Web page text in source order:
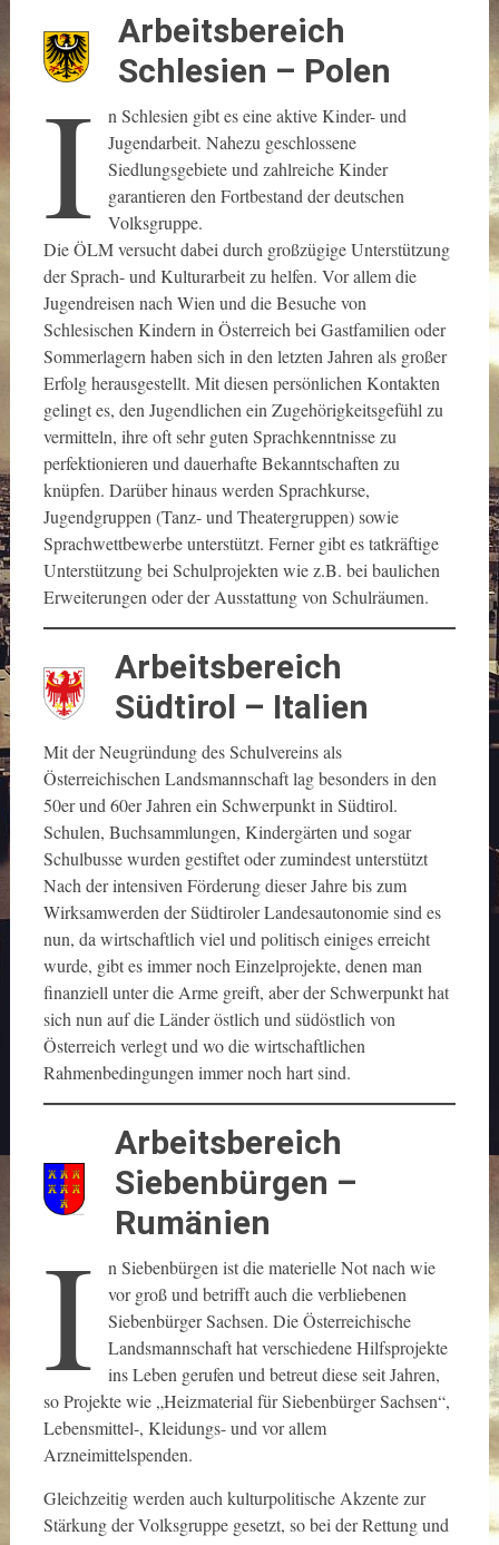
Arbeitsbereich
Schlesien – Polen
I
n Schlesien gibt es eine aktive Kinder- und
Jugendarbeit. Nahezu geschlossene
Siedlungsgebiete und zahlreiche Kinder
garantieren den Fortbestand der deutschen
Volksgruppe.
Die ÖLM versucht dabei durch großzügige Unterstützung
der Sprach- und Kulturarbeit zu helfen. Vor allem die
Jugendreisen nach Wien und die Besuche von
Schlesischen Kindern in Österreich bei Gastfamilien oder
Sommerlagern haben sich in den letzten Jahren als großer
Erfolg herausgestellt. Mit diesen persönlichen Kontakten
gelingt es, den Jugendlichen ein Zugehörigkeitsgefühl zu
vermitteln, ihre oft sehr guten Sprachkenntnisse zu
perfektionieren und dauerhafte Bekanntschaften zu
knüpfen. Darüber hinaus werden Sprachkurse,
Jugendgruppen (Tanz- und Theatergruppen) sowie
Sprachwettbewerbe unterstützt. Ferner gibt es tatkräftige
Unterstützung bei Schulprojekten wie z.B. bei baulichen
Erweiterungen oder der Ausstattung von Schulräumen.
Arbeitsbereich
Südtirol – Italien
Mit der Neugründung des Schulvereins als
Österreichischen Landsmannschaft lag besonders in den
50er und 60er Jahren ein Schwerpunkt in Südtirol.
Schulen, Buchsammlungen, Kindergärten und sogar
Schulbusse wurden gestiftet oder zumindest unterstützt
Nach der intensiven Förderung dieser Jahre bis zum
Wirksamwerden der Südtiroler Landesautonomie sind es
nun, da wirtschaftlich viel und politisch einiges erreicht
wurde, gibt es immer noch Einzelprojekte, denen man
finanziell unter die Arme greift, aber der Schwerpunkt hat
sich nun auf die Länder östlich und südöstlich von
Österreich verlegt und wo die wirtschaftlichen
Rahmenbedingungen immer noch hart sind.
Arbeitsbereich
Siebenbürgen –
Rumänien
I
n Siebenbürgen ist die materielle Not nach wie
vor groß und betrifft auch die verbliebenen
Siebenbürger Sachsen. Die Österreichische
Landsmannschaft hat verschiedene Hilfsprojekte
ins Leben gerufen und betreut diese seit Jahren,
so Projekte wie „Heizmaterial für Siebenbürger Sachsen“,
Lebensmittel-, Kleidungs- und vor allem
Arzneimittelspenden.
Gleichzeitig werden auch kulturpolitische Akzente zur
Stärkung der Volksgruppe gesetzt, so bei der Rettung und